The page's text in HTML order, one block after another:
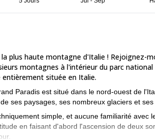
plus haute montagne d'Italie ! Rejoignez-
montagnes à l'intérieur du parc
située en Italie.
Paradis est situé dans le nord-ouest de
ses paysages, ses nombreux glaciers et
simple, et aucune familiarité avec
en faisant d'abord l'ascension de deux